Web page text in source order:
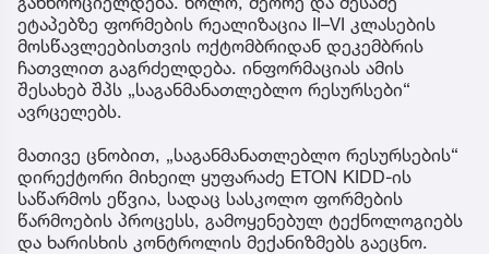
ეტაპებზე ფორმების რეალიზაცია II–VI კლასების
მოსწავლეებისთვის ოქტომბრიდან დეკემბრის
ჩათვლით გაგრძელდება. ინფორმაციას ამის
შესახებ შპს „საგანმანათლებლო რესურსები“
ავრცელებს.
მათივე ცნობით, „საგანმანათლებლო რესურსების“
დირექტორი მიხეილ ყუფარაძე ETON KIDD-ის
საწარმოს ეწვია, სადაც სასკოლო ფორმების
წარმოების პროცესს, გამოყენებულ ტექნოლოგიებს
და ხარისხის კონტროლის მექანიზმებს გაეცნო.